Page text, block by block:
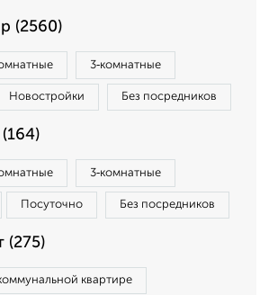
(2560)
3‑комнатные
Новостройки Без посредников
3‑комнатные
Посуточно Без посредников
(275)
квартире